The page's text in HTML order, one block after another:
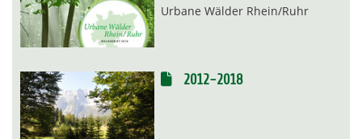
Urbane Wälder Rhein/Ruhr
2012-2018